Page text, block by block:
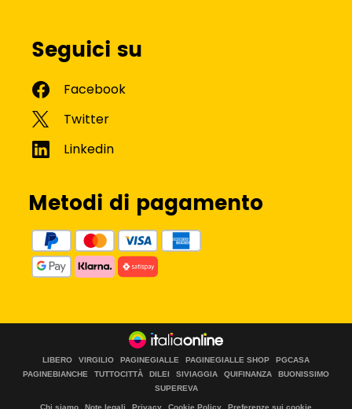
Seguici su
Metodi di pagamento
LIBERO VIRGILIO PAGINEGIALLE PAGINEGIALLE SHOP
PGCASA
PAGINEBIANCHE
TUTTOCITTÀ DILEI SIVIAGGIA QUIFINANZA
BUONISSIMO
SUPEREVA
Chi siamo Note legali Privacy Cookie Policy Preferenze sui cookie